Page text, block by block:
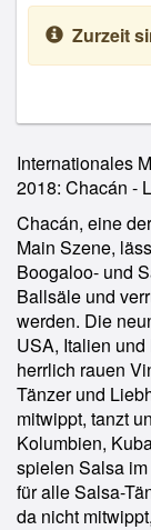
Zurzeit
Internationales
2018: Chacán -
Chacán, eine
Main Szene,
Boogaloo- und
Ballsäle und
werden. Die
USA, Italien
herrlich rauen
Tänzer und
mitwippt, tanzt
Kolumbien,
spielen Salsa
für alle Salsa-
da nicht